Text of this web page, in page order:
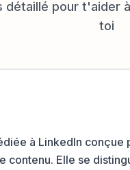
pour t'aider
toi
à LinkedIn
Elle se